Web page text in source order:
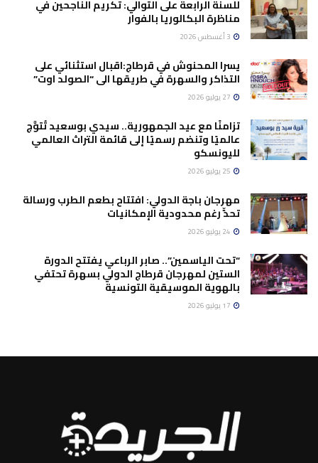
للسنة الرابعة على التوالي: تكريم الناجحين في
مناظرة البكالوريا بالفوار
يسرا المحنوش في قرطاج:اقبال استثنائي على
التذاكر والسهرة في طريقها الى “الصولد اوت”
تزامنًا مع عيد الجمهورية.. سيدي بوسعيد تُتوَّج
عالميًا وتنضم رسميًا إلى قائمة التراث العالمي
لليونسكو
مهرجان باجة الدولي: افتتاح بطعم الطرب ورسالة
تحدٍّ رغم محدودية الإمكانيات
“تحت الياسمين”.. صابر الرباعي يفتتح الدورة
الستين لمهرجان قرطاج الدولي بسهرة تحتفي
بالهوية الموسيقية التونسية